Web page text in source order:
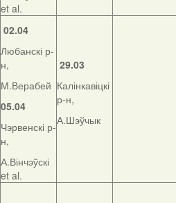
et al.
02.04
Любанскі р-
н,
М.Верабей
05.04
Чэрвенскі р-
н,
А.Вінчэўскі
et al.
29.03
Калінкавіцкі
р-н,
А.Шэўчык